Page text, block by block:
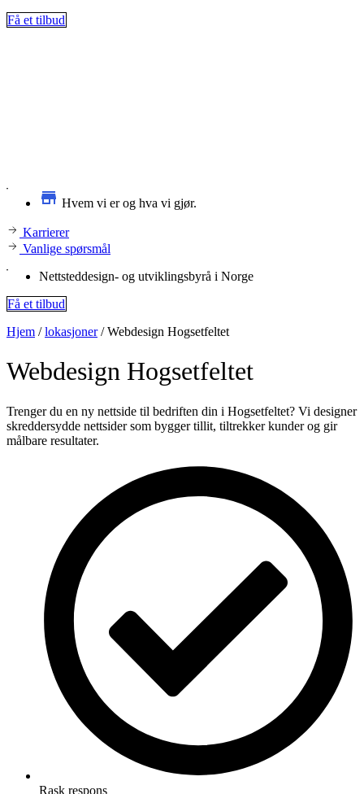
Få et tilbud
Hvem vi er og hva vi gjør.
Karrierer
Vanlige spørsmål
Nettsteddesign- og utviklingsbyrå i Norge
Få et tilbud
Hjem /lokasjoner/Webdesign Hogsetfeltet
Webdesign Hogsetfeltet
Trenger du en ny nettside til bedriften din i Hogsetfeltet? Vi designer
skreddersydde nettsider som bygger tillit, tiltrekker kunder og gir
målbare resultater.
Rask respons